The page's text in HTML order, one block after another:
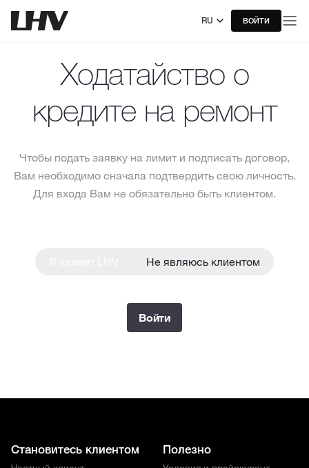
RU ВОЙТИ
Ходатайство о
кредите на ремонт
Чтобы подать заявку на лимит и подписать договор,
Вам необходимо сначала подтвердить свою личность.
Для входа Вам не обязательно быть клиентом.
Не являюсь клиентом
Войти
Становитесь клиентом Полезно